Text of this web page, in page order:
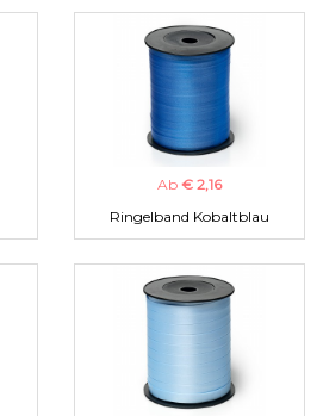
Ab € 2,16
Ringelband Kobaltblau